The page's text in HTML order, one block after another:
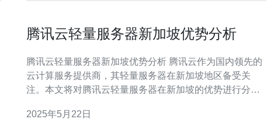
腾讯云轻量服务器新加坡优势分析
腾讯云轻量服务器新加坡优势分析 腾讯云作为国内领先的
云计算服务提供商，其轻量服务器在新加坡地区备受关
注。本文将对腾讯云轻量服务器在新加坡的优势进行分
加坡地处东南亚，是一个国际化程度极高的金融和商业中
2025年5月22日